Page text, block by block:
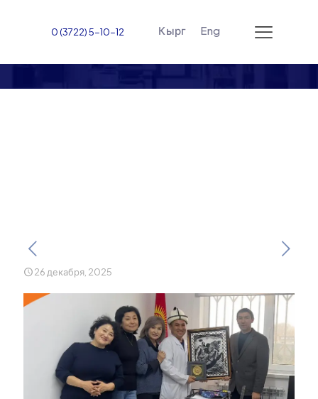
0 (3722) 5-10-12 Кырг Eng
Предновогоднее
26 декабря, 2025